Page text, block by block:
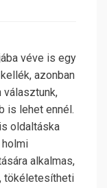
véve is egy
azonban
választunk,
is lehet ennél.
oldaltáska
holmi
alkalmas,
tökéletesítheti